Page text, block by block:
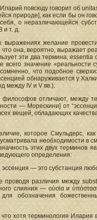
повсюду говорит об
природе], как если бы он
о неразличающейся
и т. д.
выражениях желание
что она, вероятно, выражает
эти два термина,
всего значение
что подобное
обнаруживается у
между IV и V вв.):
отличают, между
— Морескини] от
вещей, обладающих
которое Смульдерс,
необходимости в
этих двух терминов
определения:
эссенция — это субстанция
проводя различия между
слияния — οὐσία и
для обозначения
хотя терминология